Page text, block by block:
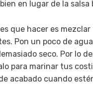
en lugar de la salsa
que hacer es
Pon un poco de
seco. Por lo
para marinar tus
acabado cuando